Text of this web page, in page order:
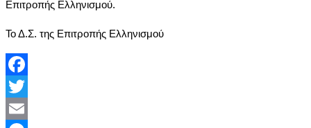
Επιτροπής Ελληνισμού.
Το Δ.Σ. της Επιτροπής Ελληνισμού
Facebook
Twitter